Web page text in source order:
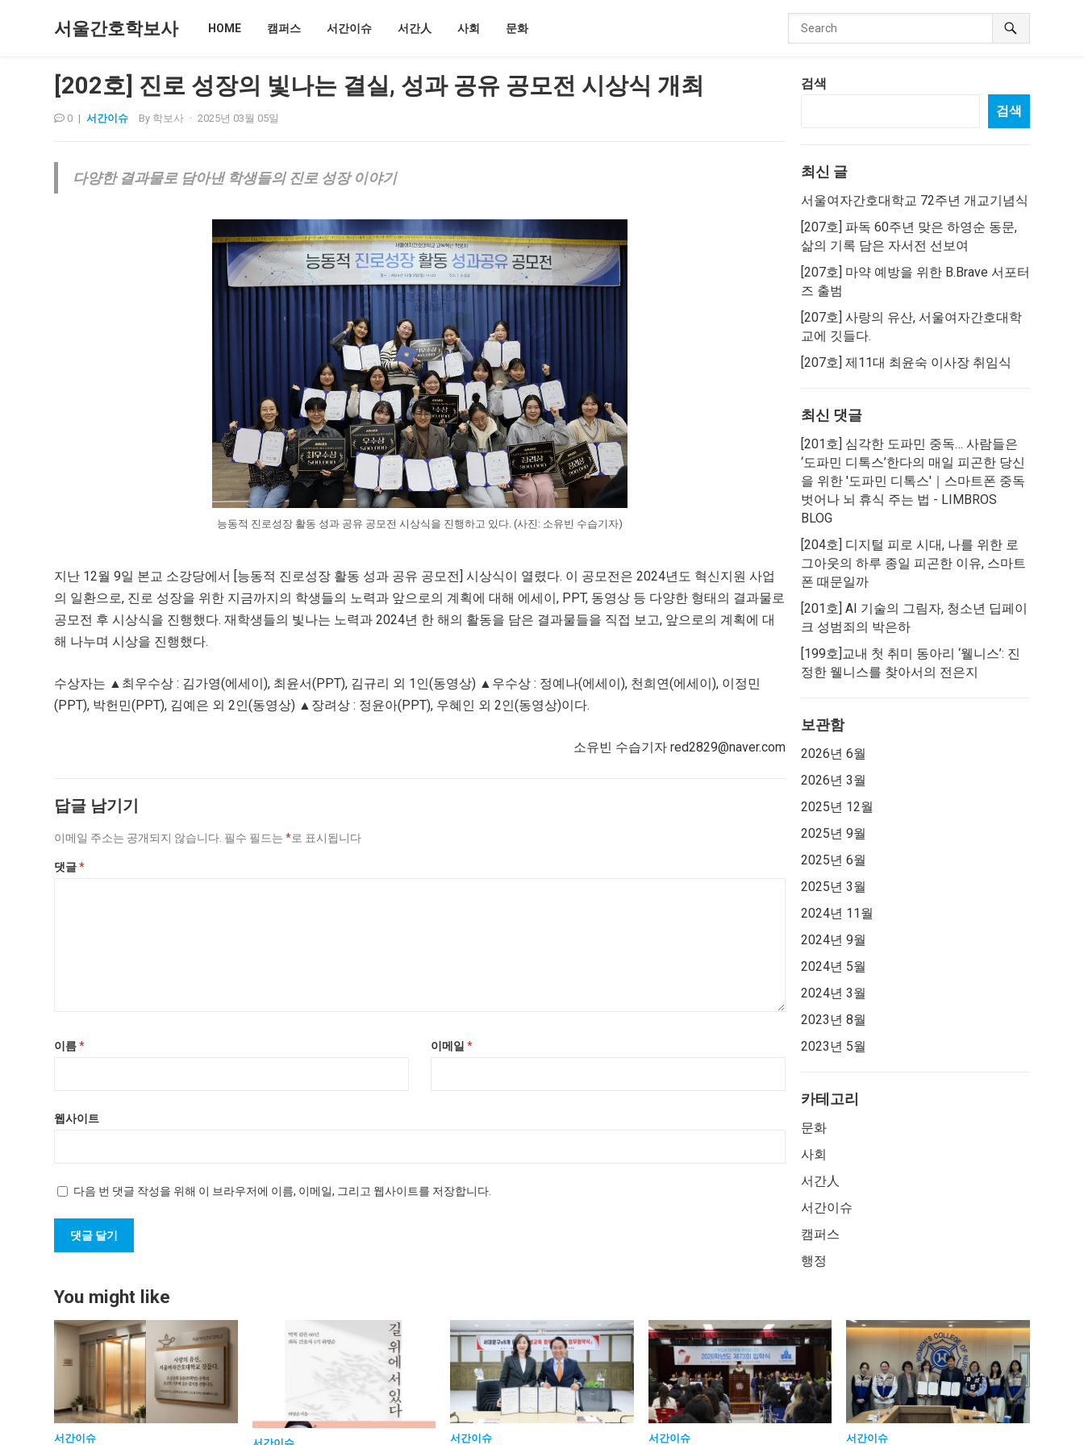
서울간호학보사 HOME 캠퍼스 서간이슈 서간人 사회 문화
[202호] 진로 성장의 빛나는 결실, 성과 공유 공모전 시상식 개최
0 | 서간이슈 By 학보사 · 2025년 03월 05일
다양한 결과물로 담아낸 학생들의 진로 성장 이야기
능동적 진로성장 활동 성과 공유 공모전 시상식을 진행하고 있다. (사진: 소유빈 수습기자)
지난 12월 9일 본교 소강당에서 [능동적 진로성장 활동 성과 공유 공모전] 시상식이 열렸다. 이 공모전은 2024년도 혁신지원 사업
의 일환으로, 진로 성장을 위한 지금까지의 학생들의 노력과 앞으로의 계획에 대해 에세이, PPT, 동영상 등 다양한 형태의 결과물로
공모전 후 시상식을 진행했다. 재학생들의 빛나는 노력과 2024년 한 해의 활동을 담은 결과물들을 직접 보고, 앞으로의 계획에 대
해 나누며 시상을 진행했다.
수상자는 ▲최우수상 : 김가영(에세이), 최윤서(PPT), 김규리 외 1인(동영상) ▲우수상 : 정예나(에세이), 천희연(에세이), 이정민
(PPT), 박헌민(PPT), 김예은 외 2인(동영상) ▲장려상 : 정윤아(PPT), 우혜인 외 2인(동영상)이다.
소유빈 수습기자 red2829@naver.com
답글 남기기
이메일 주소는 공개되지 않습니다. 필수 필드는*로 표시됩니다
댓글*
이름* 이메일*
웹사이트
다음 번 댓글 작성을 위해 이 브라우저에 이름, 이메일, 그리고 웹사이트를 저장합니다.
검색
검색
최신 글
서울여자간호대학교 72주년 개교기념식
[207호] 파독 60주년 맞은 하영순 동문,
삶의 기록 담은 자서전 선보여
[207호] 마약 예방을 위한 B.Brave 서포터
즈 출범
[207호] 사랑의 유산, 서울여자간호대학
교에 깃들다.
[207호] 제11대 최윤숙 이사장 취임식
최신 댓글
[201호] 심각한 도파민 중독… 사람들은
‘도파민 디톡스’한다의 매일 피곤한 당신
을 위한 '도파민 디톡스'｜스마트폰 중독
벗어나 뇌 휴식 주는 법 - LIMBROS
BLOG
[204호] 디지털 피로 시대, 나를 위한 로
그아웃의 하루 종일 피곤한 이유, 스마트
폰 때문일까
[201호] AI 기술의 그림자, 청소년 딥페이
크 성범죄의 박은하
[199호]교내 첫 취미 동아리 ‘웰니스’: 진
정한 웰니스를 찾아서의 전은지
보관함
2026년 6월
2026년 3월
2025년 12월
2025년 9월
2025년 6월
2025년 3월
2024년 11월
2024년 9월
2024년 5월
2024년 3월
2023년 8월
2023년 5월
카테고리
문화
사회
서간人
서간이슈
캠퍼스
행정
You might like
서간이슈 서간이슈 서간이슈 서간이슈